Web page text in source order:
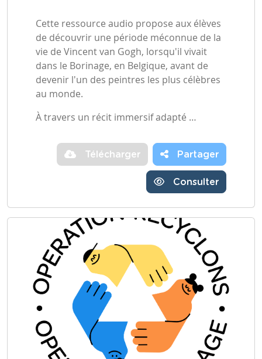
Cette ressource audio propose aux élèves
de découvrir une période méconnue de la
vie de Vincent van Gogh, lorsqu'il vivait
dans le Borinage, en Belgique, avant de
devenir l'un des peintres les plus célèbres
au monde.
À travers un récit immersif adapté …
Télécharger Partager
Consulter